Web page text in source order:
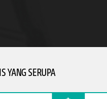
YANG SERUPA